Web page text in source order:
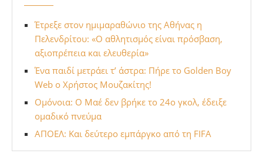
Έτρεξε στον ημιμαραθώνιο της Αθήνας η
Πελενδρίτου: «Ο αθλητισμός είναι πρόσβαση,
αξιοπρέπεια και ελευθερία»
Ένα παιδί μετράει τ’ άστρα: Πήρε το Golden Boy
Web ο Χρήστος Μουζακίτης!
Ομόνοια: Ο Μαέ δεν βρήκε το 24ο γκολ, έδειξε
ομαδικό πνεύμα
ΑΠΟΕΛ: Και δεύτερο εμπάργκο από τη FIFA